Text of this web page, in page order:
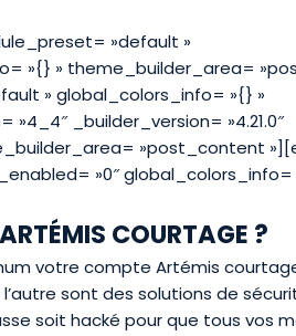
»default »
»{} » theme_builder_area=
» global_colors_info= »{} »
_builder_version= »4.21.0″
»post_content
»0″ global_colors_info=
COURTAGE ?
votre compte Artémis
sont des solutions de
soit hacké pour que tous vos